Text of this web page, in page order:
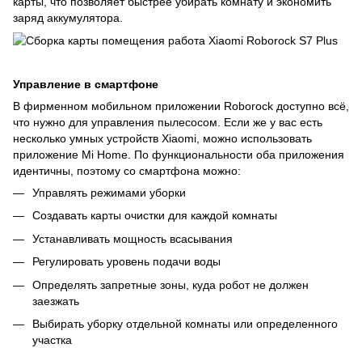
заряд аккумулятора.
Управление в смартфоне
В фирменном мобильном приложении Roborock доступно всё,
что нужно для управления пылесосом. Если же у вас есть
несколько умных устройств Xiaomi, можно использовать
приложение Mi Home. По функциональности оба приложения
идентичны, поэтому со смартфона можно:
Управлять режимами уборки
Создавать карты очистки для каждой комнаты
Устанавливать мощность всасывания
Регулировать уровень подачи воды
Определять запретные зоны, куда робот не должен
заезжать
Выбирать уборку отдельной комнаты или определенного
участка